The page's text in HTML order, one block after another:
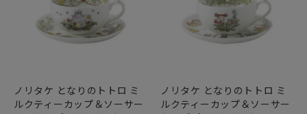
ノリタケ となりのトトロ ミ
ルクティーカップ＆ソーサー
ノリタケ となりのトトロ ミ
ルクティーカップ＆ソーサー